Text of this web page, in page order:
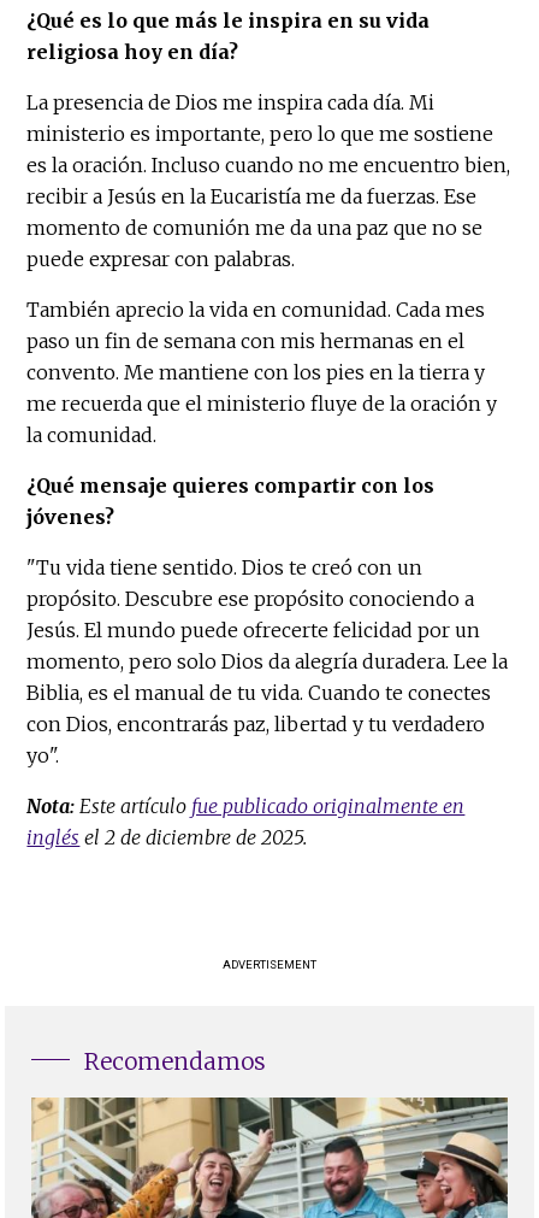
¿Qué es lo que más le inspira en su vida
religiosa hoy en día?
La presencia de Dios me inspira cada día. Mi
ministerio es importante, pero lo que me sostiene
es la oración. Incluso cuando no me encuentro bien,
recibir a Jesús en la Eucaristía me da fuerzas. Ese
momento de comunión me da una paz que no se
puede expresar con palabras.
También aprecio la vida en comunidad. Cada mes
paso un fin de semana con mis hermanas en el
convento. Me mantiene con los pies en la tierra y
me recuerda que el ministerio fluye de la oración y
la comunidad.
¿Qué mensaje quieres compartir con los
jóvenes?
"Tu vida tiene sentido. Dios te creó con un
propósito. Descubre ese propósito conociendo a
Jesús. El mundo puede ofrecerte felicidad por un
momento, pero solo Dios da alegría duradera. Lee la
Biblia, es el manual de tu vida. Cuando te conectes
con Dios, encontrarás paz, libertad y tu verdadero
yo".
Nota:Este artículo fue publicado originalmente en
inglés el 2 de diciembre de 2025.
ADVERTISEMENT
Recomendamos